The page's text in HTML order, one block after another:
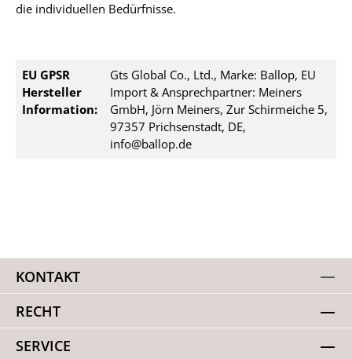
die individuellen Bedürfnisse.
EU GPSR
Hersteller
Information:
Gts Global Co., Ltd., Marke: Ballop, EU
Import & Ansprechpartner: Meiners
GmbH, Jörn Meiners, Zur Schirmeiche 5,
97357 Prichsenstadt, DE,
info@ballop.de
KONTAKT
RECHT
SERVICE